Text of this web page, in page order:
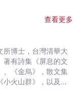
（羅馬尼亞）、塔
恩（黎巴嫩）、米
路易．杜普蕾（加
南韓）、毛子（中
迪（阿根廷）、安
印度）、馬丁．索羅
尼亞）、瑪麗亞．斯
查看更多
所博士，台灣清華大
著有詩集《屏息的文
、《金烏》，散文集
小火山群》，以及文